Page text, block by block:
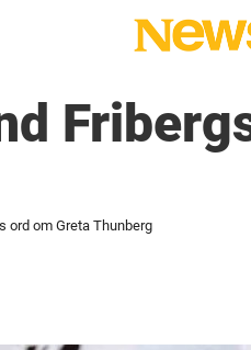
ord om Greta Thunberg